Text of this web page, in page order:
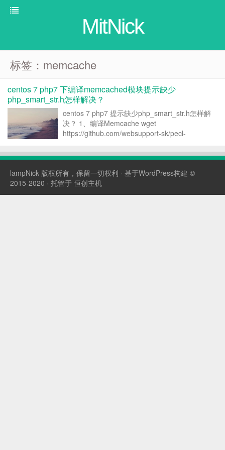
MitNick
标签：memcache
centos 7 php7 下编译memcached模块提示缺少
php_smart_str.h怎样解决？
centos 7 php7 提示缺少php_smart_str.h怎样解
决？ 1、编译Memcache wget
https://github.com/websupport-sk/pecl-
文件 tar...
lampNick 版权所有，保留一切权利 · 基于WordPress构建 ©
2015-2020 · 托管于恒创主机